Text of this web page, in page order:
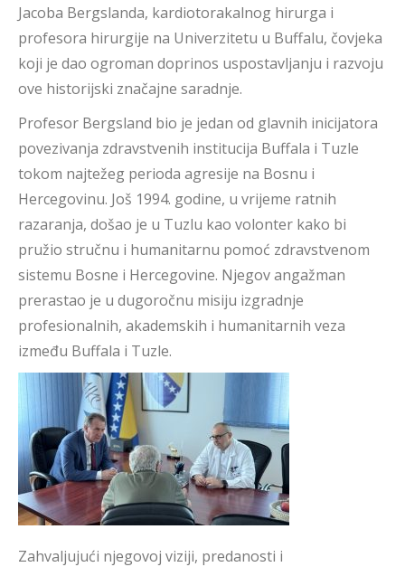
Jacoba Bergslanda, kardiotorakalnog hirurga i
profesora hirurgije na Univerzitetu u Buffalu, čovjeka
koji je dao ogroman doprinos uspostavljanju i razvoju
ove historijski značajne saradnje.
Profesor Bergsland bio je jedan od glavnih inicijatora
povezivanja zdravstvenih institucija Buffala i Tuzle
tokom najtežeg perioda agresije na Bosnu i
Hercegovinu. Još 1994. godine, u vrijeme ratnih
razaranja, došao je u Tuzlu kao volonter kako bi
pružio stručnu i humanitarnu pomoć zdravstvenom
sistemu Bosne i Hercegovine. Njegov angažman
prerastao je u dugoročnu misiju izgradnje
profesionalnih, akademskih i humanitarnih veza
između Buffala i Tuzle.
Zahvaljujući njegovoj viziji, predanosti i